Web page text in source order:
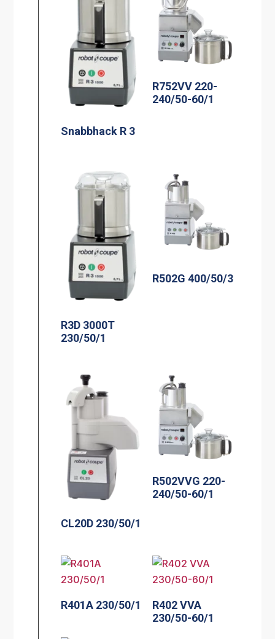
Snabbhack R 3
R752VV 220-
240/50-60/1
R3D 3000T
230/50/1
R502G 400/50/3
CL20D 230/50/1
R502VVG 220-
240/50-60/1
R401A 230/50/1
R402 VVA
230/50-60/1